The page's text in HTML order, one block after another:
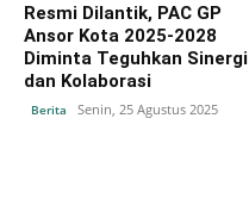
Resmi Dilantik, PAC GP
Ansor Kota 2025-2028
Diminta Teguhkan Sinergi
dan Kolaborasi
Berita Senin, 25 Agustus 2025